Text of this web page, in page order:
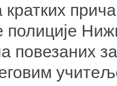
кратких
полиције
повезаних